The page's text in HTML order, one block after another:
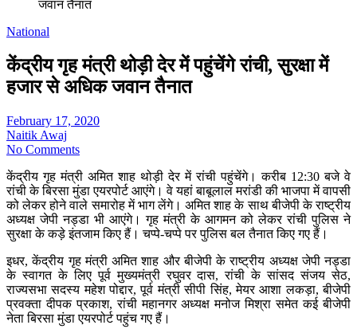
जवान तैनात
National
केंद्रीय गृह मंत्री थोड़ी देर में पहुंचेंगे रांची, सुरक्षा में
हजार से अधिक जवान तैनात
February 17, 2020
Naitik Awaj
No Comments
केंद्रीय गृह मंत्री अमित शाह थोड़ी देर में रांची पहुंचेंगे। करीब 12:30 बजे वे
रांची के बिरसा मुंडा एयरपोर्ट आएंगे। वे यहां बाबूलाल मरांडी की भाजपा में वापसी
को लेकर होने वाले समारोह में भाग लेंगे। अमित शाह के साथ बीजेपी के राष्ट्रीय
अध्यक्ष जेपी नड्डा भी आएंगे। गृह मंत्री के आगमन को लेकर रांची पुलिस ने
सुरक्षा के कड़े इंतजाम किए हैं। चप्पे-चप्पे पर पुलिस बल तैनात किए गए हैं।
इधर, केंद्रीय गृह मंत्री अमित शाह और बीजेपी के राष्ट्रीय अध्यक्ष जेपी नड्डा
के स्वागत के लिए पूर्व मुख्‍यमंत्री रघुवर दास, रांची के सांसद संजय सेठ,
राज्यसभा सदस्य महेश पोद्दार, पूर्व मंत्री सीपी सिंह, मेयर आशा लकड़ा, बीजेपी
प्रवक्ता दीपक प्रकाश, रांची महानगर अध्यक्ष मनोज मिश्रा समेत कई बीजेपी
नेता बिरसा मुंडा एयरपोर्ट पहुंच गए हैं।